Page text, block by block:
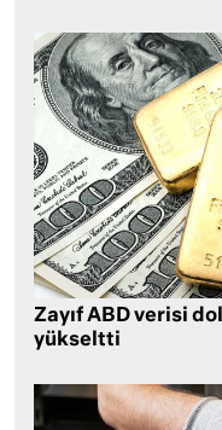
Zayıf ABD verisi
yükseltti